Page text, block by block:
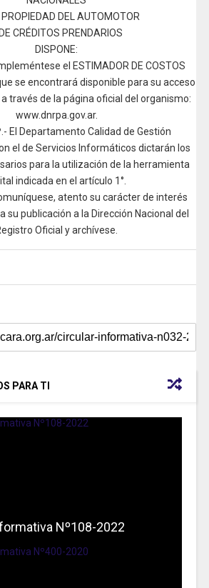
PROPIEDAD DEL AUTOMOTOR
CRÉDITOS PRENDARIOS
DISPONE:
el ESTIMADOR DE COSTOS
se encontrará disponible para su acceso
través de la página oficial del organismo:
www.dnrpa.gov.ar.
El Departamento Calidad de Gestión
el de Servicios Informáticos dictarán los
para la utilización de la herramienta
indicada en el artículo 1°.
atento su carácter de interés
su publicación a la Dirección Nacional del
Oficial y archívese.
PARA TI
Nº108-2022